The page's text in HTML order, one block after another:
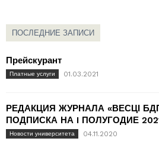
ПОСЛЕДНИЕ ЗАПИСИ
Прейскурант
Платные услуги 01.03.2021
РЕДАКЦИЯ ЖУРНАЛА «ВЕСЦІ
ПОДПИСКА НА I ПОЛУГОДИЕ
Новости университета 04.11.2020